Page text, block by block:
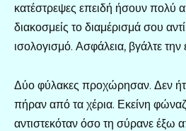
κατέστρεψες επειδή ήσουν πολύ
διακοσμείς το διαμέρισμά σου
ισολογισμό. Ασφάλεια, βγάλτε την
Δύο φύλακες προχώρησαν. Δεν
πήραν από τα χέρια. Εκείνη
αντιστεκόταν όσο τη σύρανε έξω